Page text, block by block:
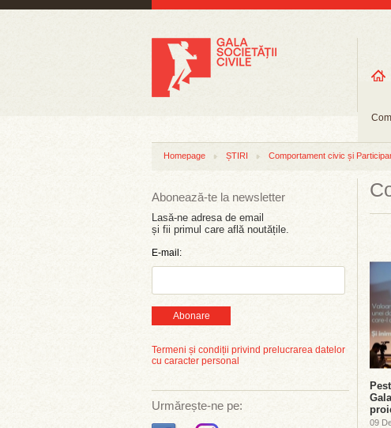
Homepage ȘTIRI Comportament civic și
Abonează-te la newsletter
Lasă-ne adresa de email
și fii primul care află noutățile.
E-mail:
Abonare
Termeni și condiții privind prelucrarea datelor
cu caracter personal
Urmărește-ne pe:
09